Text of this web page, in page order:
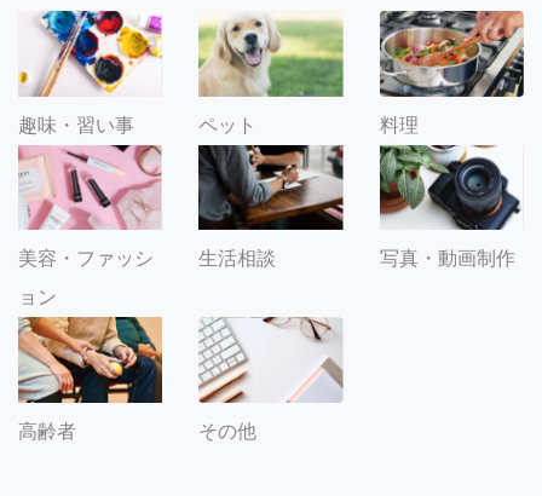
趣味・習い事 ペット 料理
美容・ファッシ
ョン
生活相談 写真・動画制作
高齢者 その他